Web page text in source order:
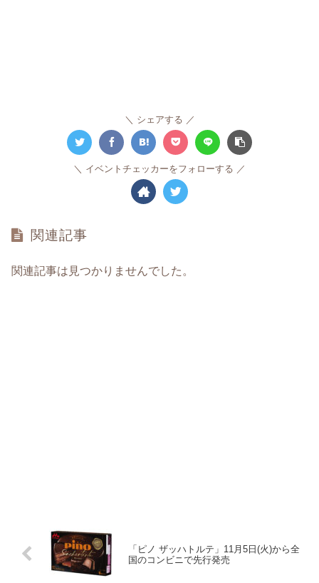
シェアする
イベントチェッカーをフォローする
関連記事
関連記事は見つかりませんでした。
「ピノ ザッハトルテ」11月5日(火)から全
国のコンビニで先行発売